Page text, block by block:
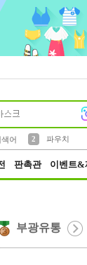
어
2
파우치
판촉관 이벤트&
부광유통